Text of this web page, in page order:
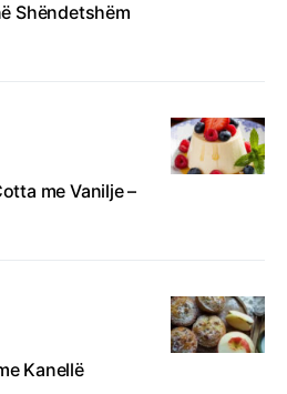
Shëndetshëm
me Vanilje –
Kanellë